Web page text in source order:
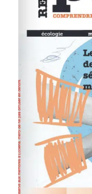
Spiritualité
Membres
L’actu
Nous
La